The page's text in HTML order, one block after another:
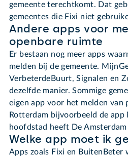
gemeente terechtkomt. Dat
gemeentes die Fixi niet
Andere apps voor
openbare ruimte
Er bestaan nog meer apps
melden bij de gemeente.
VerbeterdeBuurt, Signalen en
dezelfde manier. Sommige
eigen app voor het melden van
Rotterdam bijvoorbeeld de app
hoofdstad heeft De Amsterdam
Welke app moet ik
Apps zoals Fixi en BuitenBeter